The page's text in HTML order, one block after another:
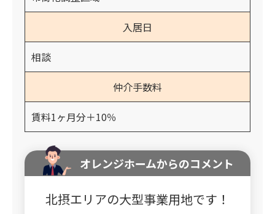
入居日
相談
仲介手数料
賃料1ヶ月分＋10％
オレンジホームからのコメント
北摂エリアの大型事業用地です！